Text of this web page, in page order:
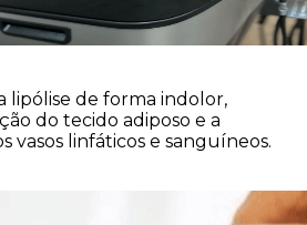
lipólise de forma indolor,
do tecido adiposo e a
vasos linfáticos e sanguíneos.